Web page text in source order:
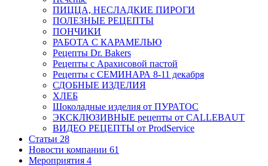
ПИЦЦА, НЕСЛАДКИЕ ПИРОГИ
ПОЛЕЗНЫЕ РЕЦЕПТЫ
ПОНЧИКИ
РАБОТА С КАРАМЕЛЬЮ
Рецепты Dr. Bakers
Рецепты с Арахисовой пастой
Рецепты с СЕМИНАРА 8-11 декабря
СДОБНЫЕ ИЗДЕЛИЯ
ХЛЕБ
Шоколадные изделия от ПУРАТОС
ЭКСКЛЮЗИВНЫЕ рецепты от CALLEBAUT
ВИДЕО РЕЦЕПТЫ от ProdService
Статьи 28
Новости компании 61
Мероприятия 4